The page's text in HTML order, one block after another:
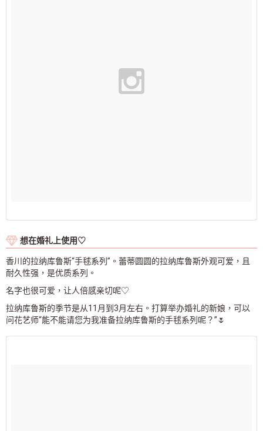
想在婚礼上使用♡
香川的拉纳库鲁斯“手毬系列”。蕾蒂圆圆的拉纳库鲁斯外观可爱，且
耐久性强，是优质系列。
名字也很可爱，让人倍感亲切呢♡
拉纳库鲁斯的季节是从11月到3月左右。打算举办婚礼的新娘，可以
问花艺师“能不能请您为我准备拉纳库鲁斯的手毬系列呢？”🌷